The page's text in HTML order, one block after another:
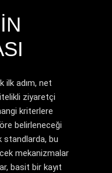
ilk adım, net
ziyaretçi
kriterlere
belirleneceği
standlarda, bu
mekanizmalar
basit bir kayıt